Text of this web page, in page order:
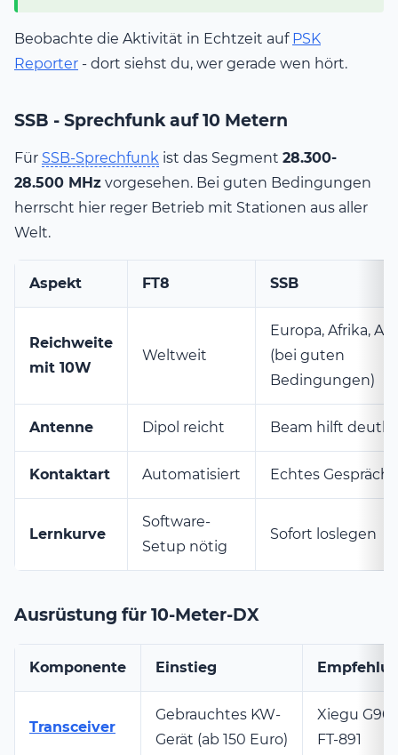
Beobachte die Aktivität in Echtzeit auf PSK
Reporter - dort siehst du, wer gerade wen hört.
SSB - Sprechfunk auf 10 Metern
Für SSB-Sprechfunk ist das Segment 28.300-
28.500 MHz vorgesehen. Bei guten Bedingungen
herrscht hier reger Betrieb mit Stationen aus aller
Welt.
Aspekt FT8 SSB
Reichweite
mit 10W
Weltweit
Europa, Afrika,
(bei guten
Bedingungen)
Antenne Dipol reicht Beam hilft
Kontaktart Automatisiert Echtes Gespräch
Lernkurve
Software-
Setup nötig
Sofort loslegen
Ausrüstung für 10-Meter-DX
Komponente Einstieg
Transceiver
Gebrauchtes KW-
Gerät (ab 150 Euro)
Xiegu G90,
FT-891